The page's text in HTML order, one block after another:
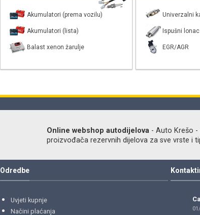
Akumulatori (prema vozilu)
Akumulatori (lista)
Balast xenon žarulje
Univerzalni
Ispušni lonac
EGR/AGR
Online webshop autodijelova - Auto Krešo
proizvođača rezervnih dijelova za sve vrste i
Odredbe
Uvjeti kupnje
Načini plaćanja